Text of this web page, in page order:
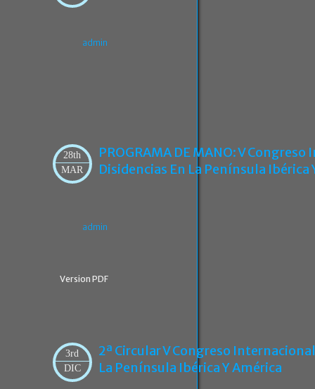
admin
28th
MAR
PROGRAMA DE MANO: V
Disidencias En La Península Ibérica
admin
Version PDF
3rd
DIC
2ª Circular V Congreso
La Península Ibérica Y América